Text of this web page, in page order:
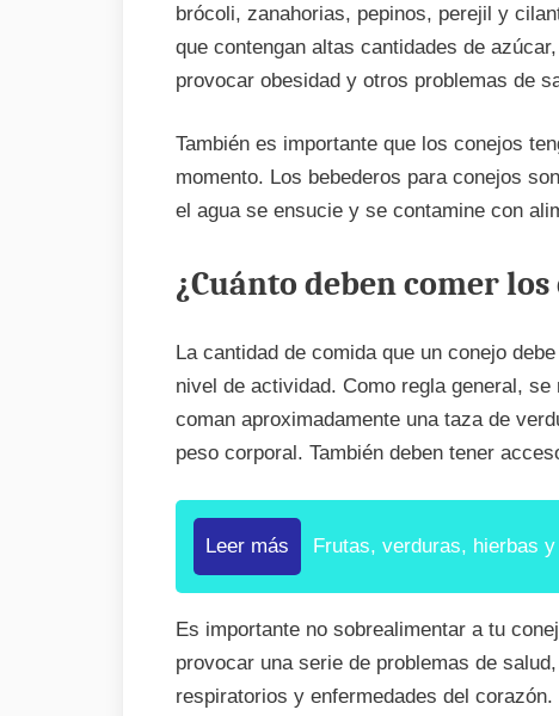
brócoli, zanahorias, pepinos, perejil y
que contengan altas cantidades de
provocar obesidad y otros problemas de
También es importante que los conejos
momento. Los bebederos para conejos
el agua se ensucie y se contamine con
¿Cuánto deben comer los
La cantidad de comida que un conejo
nivel de actividad. Como regla general,
coman aproximadamente una taza de
peso corporal. También deben tener
Leer más Frutas, verduras, hierbas
Es importante no sobrealimentar a tu
provocar una serie de problemas de
respiratorios y enfermedades del corazón.